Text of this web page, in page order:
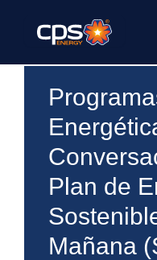
Buscar
Plan de
Mañana